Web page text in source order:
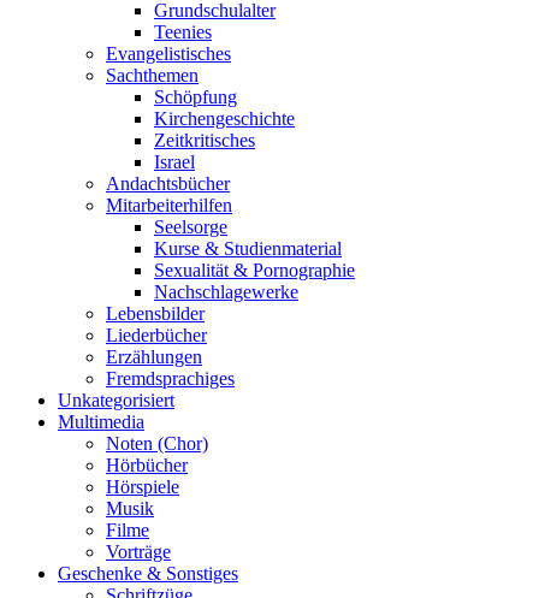
Grundschulalter
Teenies
Evangelistisches
Sachthemen
Schöpfung
Kirchengeschichte
Zeitkritisches
Israel
Andachtsbücher
Mitarbeiterhilfen
Seelsorge
Kurse & Studienmaterial
Sexualität & Pornographie
Nachschlagewerke
Lebensbilder
Liederbücher
Erzählungen
Fremdsprachiges
Unkategorisiert
Multimedia
Noten (Chor)
Hörbücher
Hörspiele
Musik
Filme
Vorträge
Geschenke & Sonstiges